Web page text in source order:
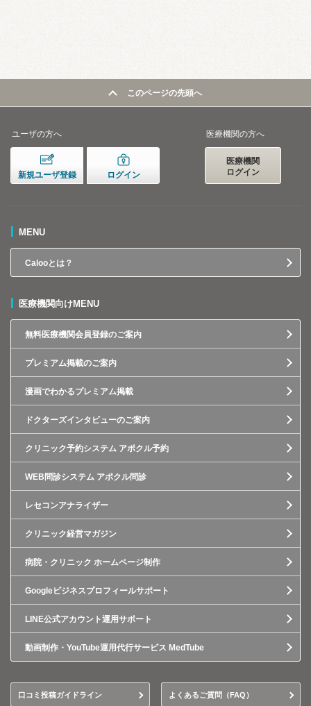
このページの先頭へ
ユーザの方へ
新規ユーザ登録 ログイン
医療機関の方へ
医療機関
ログイン
MENU
Calooとは？
医療機関向けMENU
無料医療機関会員登録のご案内
プレミアム掲載のご案内
漫画でわかるプレミアム掲載
ドクターズインタビューのご案内
クリニック予約システム アポクル予約
WEB問診システム アポクル問診
レセコンアナライザー
クリニック経営マガジン
病院・クリニック ホームページ制作
Googleビジネスプロフィールサポート
LINE公式アカウント運用サポート
動画制作・YouTube運用代行サービス MedTube
口コミ投稿ガイドライン よくあるご質問（FAQ）